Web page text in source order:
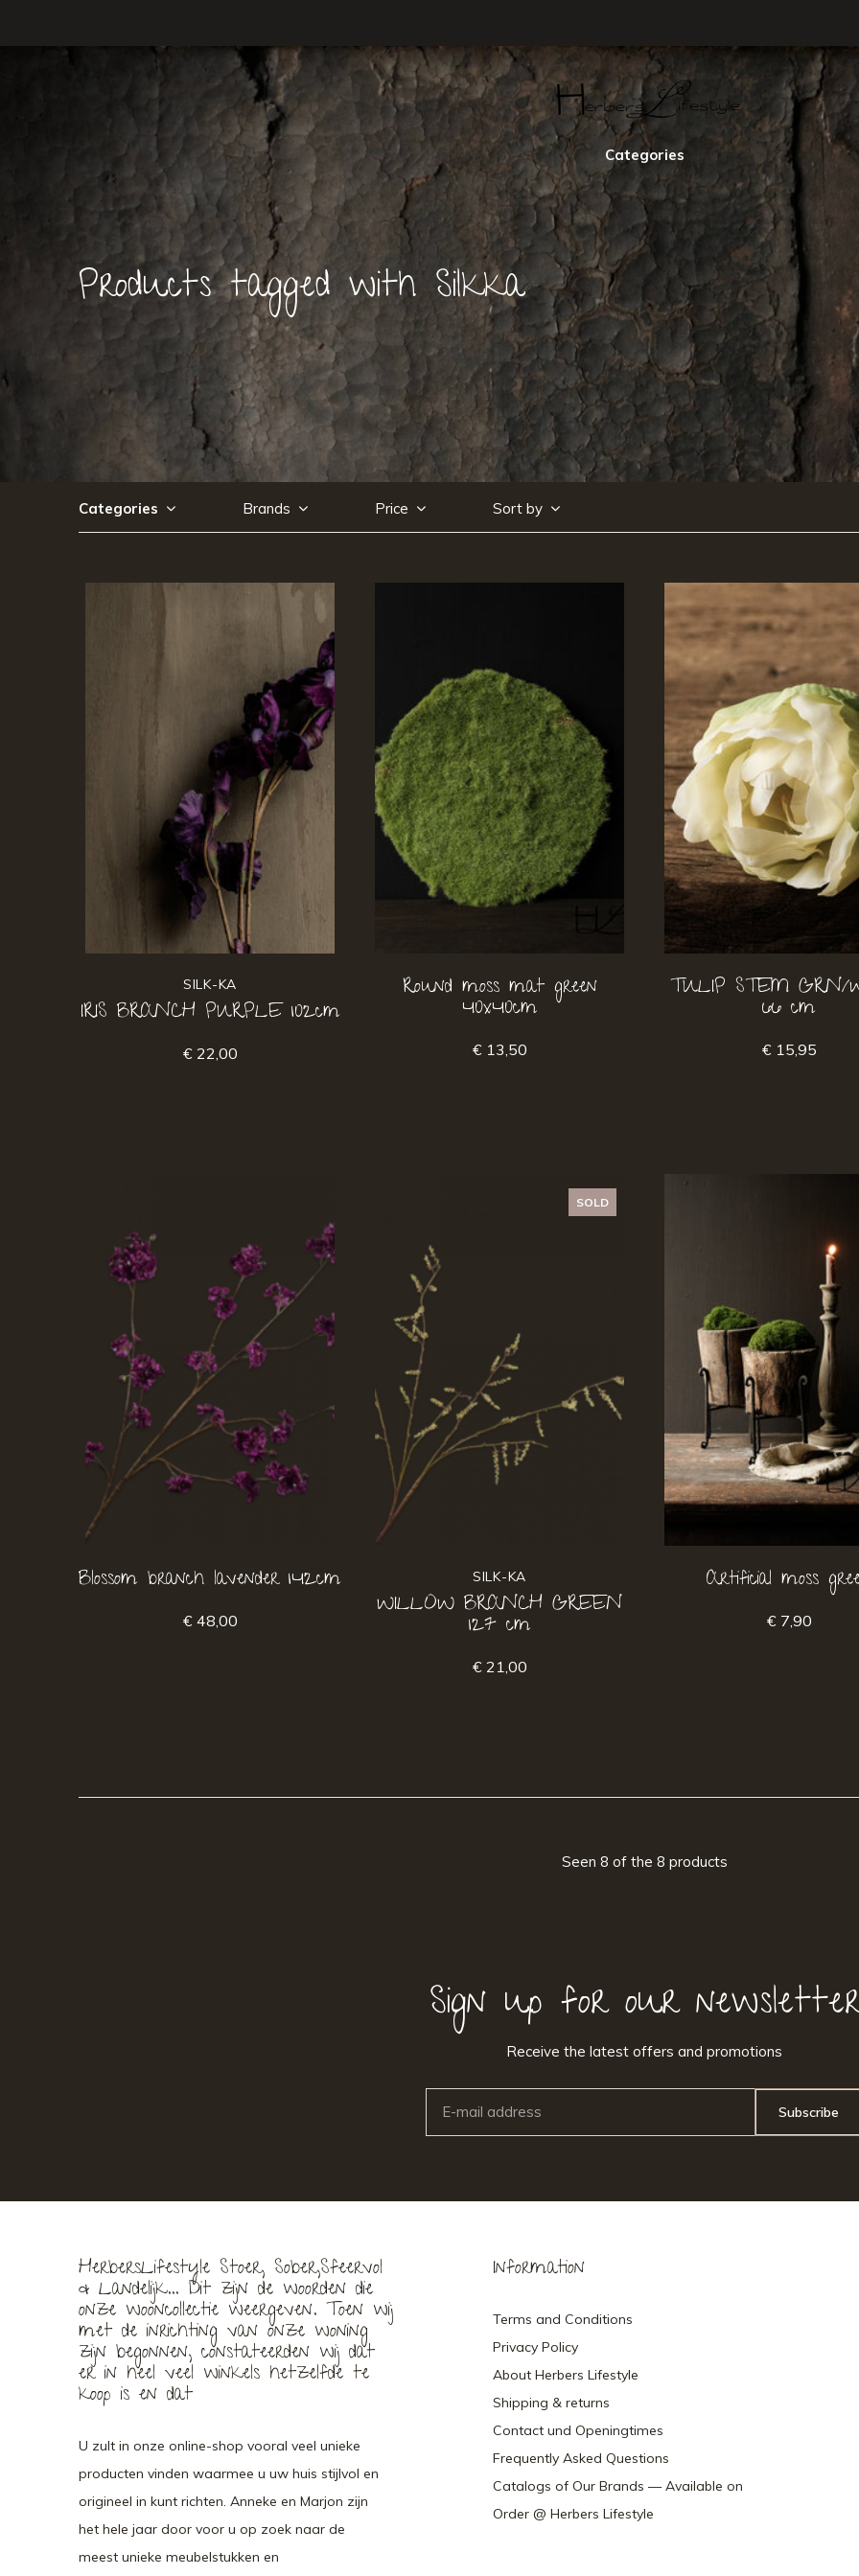
Categories
Products tagged with Silkka
Categories Brands Price Sort by
SILK-KA
IRIS BRANCH PURPLE 102cm
€ 22,00
Round moss mat green
40x40cm
€ 13,50
TULIP STEM GRN/
66 cm
€ 15,95
Blossom branch lavender 142cm
€ 48,00
SOLD
SILK-KA
WILLOW BRANCH GREEN
127 cm
€ 21,00
Artificial moss
€ 7,90
Seen 8 of the 8 products
Sign up for our
Receive the latest offers and promotions
Subscribe
HerbersLifestyle Stoer, Sober,Sfeervol
& Landelijk... Dit zijn de woorden die
onze wooncollectie weergeven. Toen wij
met de inrichting van onze woning
zijn begonnen, constateerden wij dat
er in heel veel winkels hetzelfde te
koop is en dat
U zult in onze online-shop vooral veel unieke
producten vinden waarmee u uw huis stijlvol en
origineel in kunt richten. Anneke en Marjon zijn
het hele jaar door voor u op zoek naar de
meest unieke meubelstukken en
Information
Terms and Conditions
Privacy Policy
About Herbers Lifestyle
Shipping & returns
Contact und Openingtimes
Frequently Asked Questions
Catalogs of Our Brands — Available on
Order @ Herbers Lifestyle